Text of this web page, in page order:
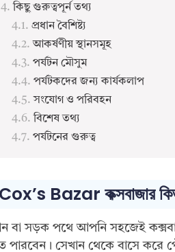
কিছু গুরুত্বপূর্ন তথ্য
প্রধান বৈশিষ্ট্য
আকর্ষণীয় স্থানসমূহ
পর্যটন মৌসুম
পর্যটকদের জন্য কার্যকলাপ
সংযোগ ও পরিবহন
বিশেষ তথ্য
পর্যটনের গুরুত্ব
Cox’s Bazar কক্সবাজার
বা সড়ক পথে আপনি সহজেই
পারবেন। সেখান থেকে বাসে করে